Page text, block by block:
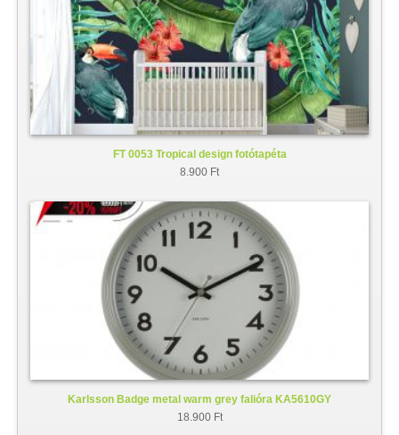
FT 0053 Tropical design fotótapéta
8.900 Ft
Karlsson Badge metal warm grey falióra KA5610GY
18.900 Ft